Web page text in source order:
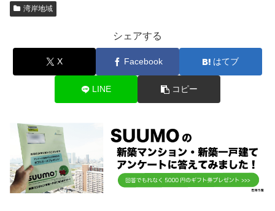
湾岸地域
シェアする
X Facebook はてブ
LINE コピー